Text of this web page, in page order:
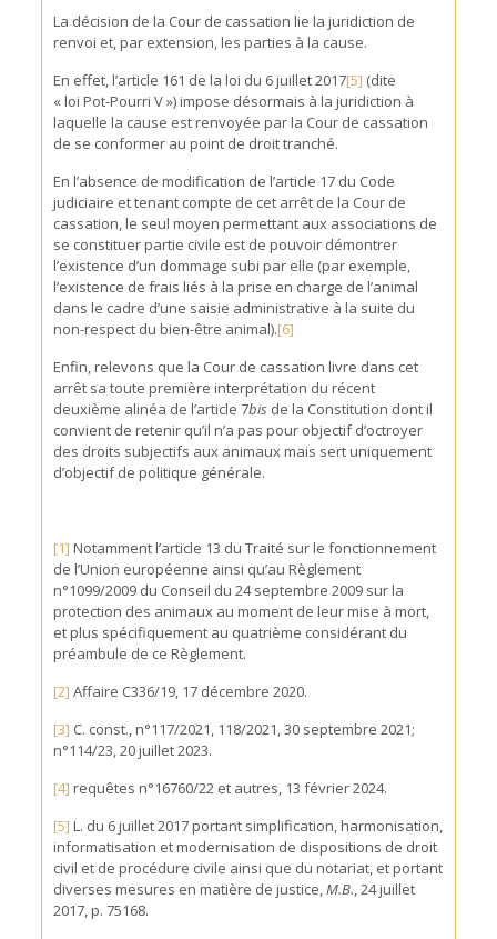
La décision de la Cour de cassation lie la juridiction de
renvoi et, par extension, les parties à la cause.
En effet, l’article 161 de la loi du 6 juillet 2017[5] (dite
« loi Pot-Pourri V ») impose désormais à la juridiction à
laquelle la cause est renvoyée par la Cour de cassation
de se conformer au point de droit tranché.
En l’absence de modification de l’article 17 du Code
judiciaire et tenant compte de cet arrêt de la Cour de
cassation, le seul moyen permettant aux associations de
se constituer partie civile est de pouvoir démontrer
l’existence d’un dommage subi par elle (par exemple,
l’existence de frais liés à la prise en charge de l’animal
dans le cadre d’une saisie administrative à la suite du
non-respect du bien-être animal).[6]
Enfin, relevons que la Cour de cassation livre dans cet
arrêt sa toute première interprétation du récent
deuxième alinéa de l’article 7bis de la Constitution dont il
convient de retenir qu’il n’a pas pour objectif d’octroyer
des droits subjectifs aux animaux mais sert uniquement
d’objectif de politique générale.
[1] Notamment l’article 13 du Traité sur le fonctionnement
de l’Union européenne ainsi qu’au Règlement
n°1099/2009 du Conseil du 24 septembre 2009 sur la
protection des animaux au moment de leur mise à mort,
et plus spécifiquement au quatrième considérant du
préambule de ce Règlement.
[2] Affaire C336/19, 17 décembre 2020.
[3] C. const., n°117/2021, 118/2021, 30 septembre 2021;
n°114/23, 20 juillet 2023.
[4] requêtes n°16760/22 et autres, 13 février 2024.
[5] L. du 6 juillet 2017 portant simplification, harmonisation,
informatisation et modernisation de dispositions de droit
civil et de procédure civile ainsi que du notariat, et portant
diverses mesures en matière de justice,M.B., 24 juillet
2017, p. 75168.